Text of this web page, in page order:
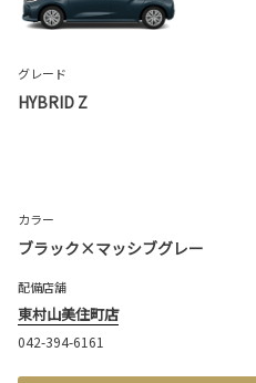
グレード
HYBRID Z
カラー
ブラック×マッシブグレー
配備店舗
東村山美住町店
042-394-6161